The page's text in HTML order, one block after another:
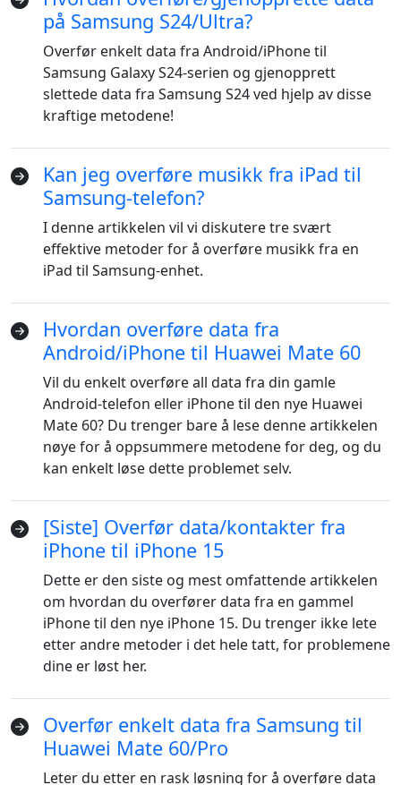
på Samsung S24/Ultra?
Overfør enkelt data fra Android/iPhone til
Samsung Galaxy S24-serien og gjenopprett
slettede data fra Samsung S24 ved hjelp av disse
kraftige metodene!
Kan jeg overføre musikk fra iPad til
Samsung-telefon?
I denne artikkelen vil vi diskutere tre svært
effektive metoder for å overføre musikk fra en
iPad til Samsung-enhet.
Hvordan overføre data fra
Android/iPhone til Huawei Mate 60
Vil du enkelt overføre all data fra din gamle
Android-telefon eller iPhone til den nye Huawei
Mate 60? Du trenger bare å lese denne artikkelen
nøye for å oppsummere metodene for deg, og du
kan enkelt løse dette problemet selv.
[Siste] Overfør data/kontakter fra
iPhone til iPhone 15
Dette er den siste og mest omfattende artikkelen
om hvordan du overfører data fra en gammel
iPhone til den nye iPhone 15. Du trenger ikke lete
etter andre metoder i det hele tatt, for problemene
dine er løst her.
Overfør enkelt data fra Samsung til
Huawei Mate 60/Pro
Leter du etter en rask løsning for å overføre data